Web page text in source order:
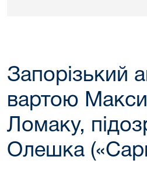
Запорізький
вартою
Ломаку,
Олешка